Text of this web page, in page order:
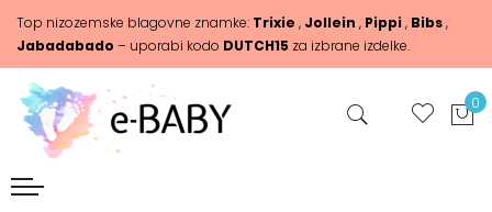
Top nizozemske blagovne znamke: Trixie , Jollein , Pippi, Bibs,
Jabadabado – uporabi kodo DUTCH15 za izbrane izdelke.
0